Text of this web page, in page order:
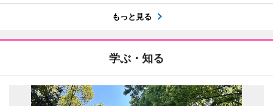
もっと見る
学ぶ・知る